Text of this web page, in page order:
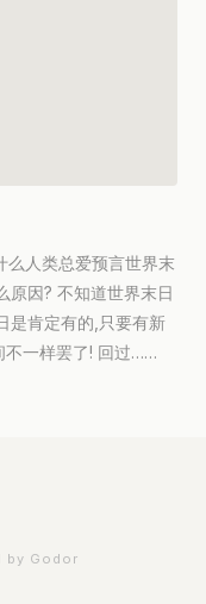
么人类总爱预言世界末
原因? 不知道世界末日
是肯定有的,只要有新
不一样罢了! 回过……
by Godor